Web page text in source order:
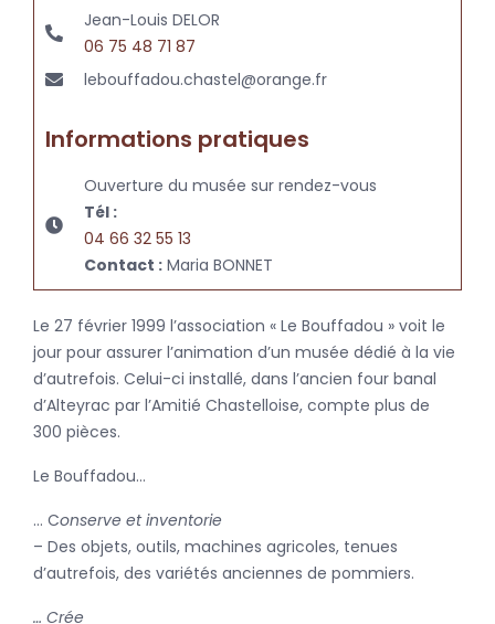
Le 27 février 1999 l’association « Le Bouffadou » voit le
jour pour assurer l’animation d’un musée dédié à la vie
d’autrefois. Celui-ci installé, dans l’ancien four banal
d’Alteyrac par l’Amitié Chastelloise, compte plus de
300 pièces.
Le Bouffadou…
… Conserve et inventorie
– Des objets, outils, machines agricoles, tenues
d’autrefois, des variétés anciennes de pommiers.
… Crée
Jean-Louis DELOR
06 75 48 71 87
lebouffadou.chastel@orange.fr
Informations pratiques
Ouverture du musée sur rendez-vous
Tél :
04 66 32 55 13
Contact : Maria BONNET